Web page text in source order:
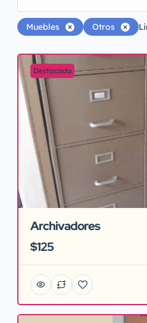
Muebles Otros
Destacado
Archivadores
$125